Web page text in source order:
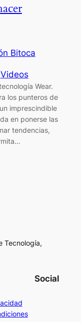
Bitoca
Videos
Wear.
los punteros de
imprescindible
en ponerse las
tendencias,
Tecnología,
Social